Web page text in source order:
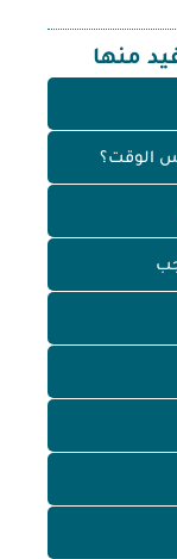
منها
الوقت؟